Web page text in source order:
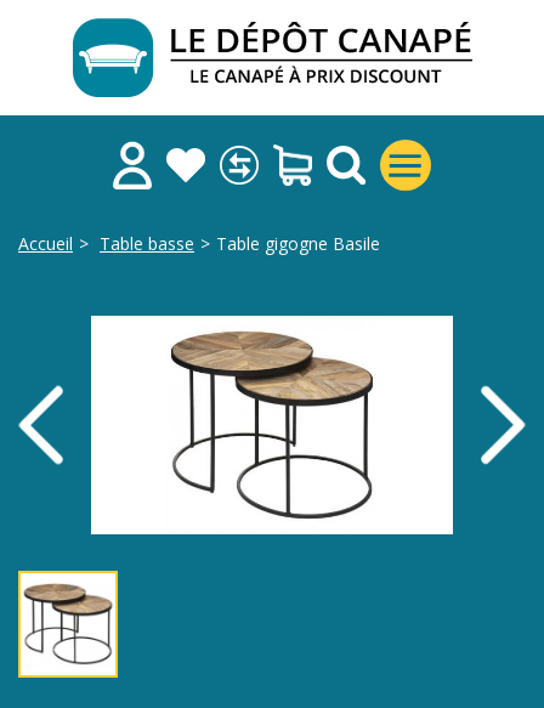
Accueil > Table basse > Table gigogne Basile